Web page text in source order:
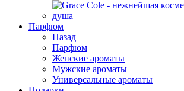
Парфюм
Назад
Парфюм
Женские ароматы
Мужские ароматы
Универсальные ароматы